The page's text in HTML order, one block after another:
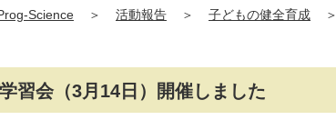
Science ＞ 活動報告 ＞ 子どもの健全育成 ＞
習会（3月14日）開催しました